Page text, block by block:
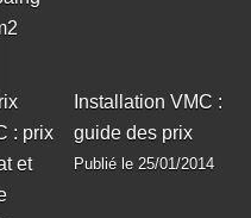
Installation VMC :
guide des prix
Publié le 25/01/2014